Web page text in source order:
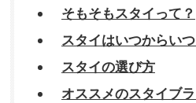
そもそもスタイって？
スタイはいつからい
スタイの選び方
オススメのスタイブ